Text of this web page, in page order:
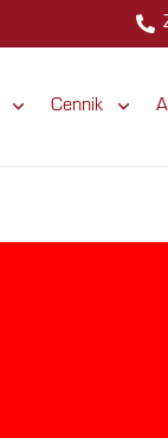
Cennik